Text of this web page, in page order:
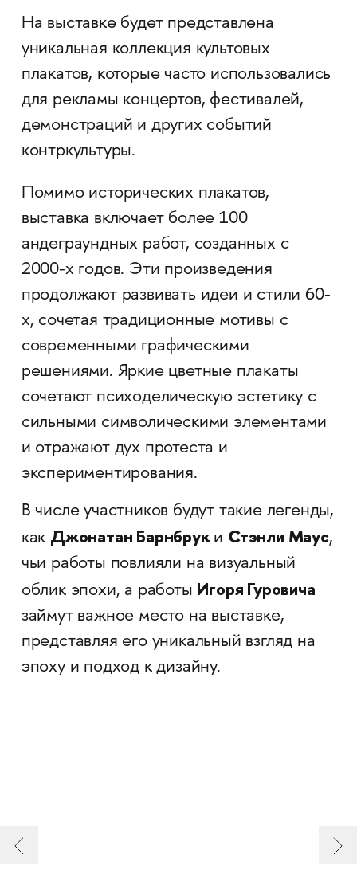
На выставке будет представлена
уникальная коллекция культовых
плакатов, которые часто использовались
для рекламы концертов, фестивалей,
демонстраций и других событий
контркультуры.
Помимо исторических плакатов,
выставка включает более 100
андеграундных работ, созданных с
2000-х годов. Эти произведения
продолжают развивать идеи и стили 60-
х, сочетая традиционные мотивы с
современными графическими
решениями. Яркие цветные плакаты
сочетают психоделическую эстетику с
сильными символическими элементами
и отражают дух протеста и
экспериментирования.
В числе участников будут такие легенды,
как Джонатан Барнбрук и Стэнли Маус,
чьи работы повлияли на визуальный
облик эпохи, а работы Игоря Гуровича
займут важное место на выставке,
представляя его уникальный взгляд на
эпоху и подход к дизайну.